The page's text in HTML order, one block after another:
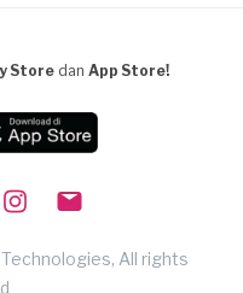
Store dan App Store!
All rights